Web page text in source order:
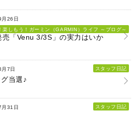
26日
楽しもう！ガーミン（GARMIN）ライフ ～ブログ～
売「Venu 3/3S」の実力はいか
7日 スタッフ日記
当選♪
31日 スタッフ日記